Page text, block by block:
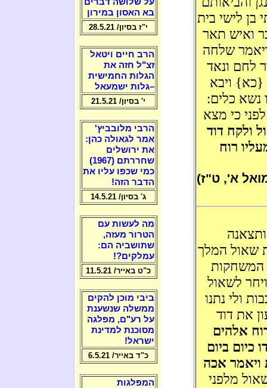
בן לישי בית
ואיש תאר
שלחה
לחם ונאד
{כא} ויבא
נשא כלים:
כי מצא
ולקח דוד
רוח
א', ט"ז)
שאול המלך
המשחקות
לשאול
ולי נתנו
את דוד
אלהים
כיום ביום
ויאמר אכה
מלפני
בא האסון במירון
י"ז בסיון/ 28.5.21
הרב חיים ויטאל
זצ"ל חזה את
הגלות החמישית
–גלות ישמעאל
י' בסיון/ 21.5.21
הרבי מלובביץ'
אמר לגאולה כהן:
את ירושלים
שחררתם (1967)
כמי שכפו עליו את
הדבר הזה!
ג' בסיון/ 14.5.21
מה לעשות עם
הטרור מעזה,
שתושביה הם:
עמלקים?!
כ"ט באייר/ 11.5.21
ביבי מוכן להקים
ממשלה שנשענת
על רע"ם, מפלגה
מסוכנת למדינת
ישראל!
כ"ד באייר/ 6.5.21
המפלגות